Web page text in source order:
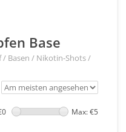
Base
/ Basen / Nikotin-Shots/
0 Max: €5